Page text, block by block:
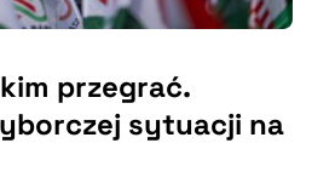
przegrać.
sytuacji na